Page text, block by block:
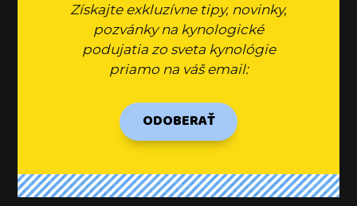
Získajte exkluzívne tipy, novinky,
pozvánky na kynologické
podujatia zo sveta kynológie
priamo na váš email:
ODOBERAŤ